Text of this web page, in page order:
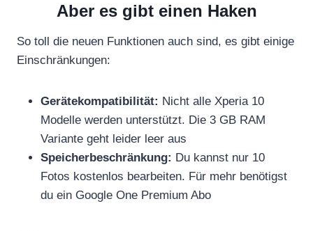
Aber es gibt einen Haken
So toll die neuen Funktionen auch sind, es gibt einige
Einschränkungen:
Gerätekompatibilität: Nicht alle Xperia 10
Modelle werden unterstützt. Die 3 GB RAM
Variante geht leider leer aus
Speicherbeschränkung: Du kannst nur 10
Fotos kostenlos bearbeiten. Für mehr benötigst
du ein Google One Premium Abo